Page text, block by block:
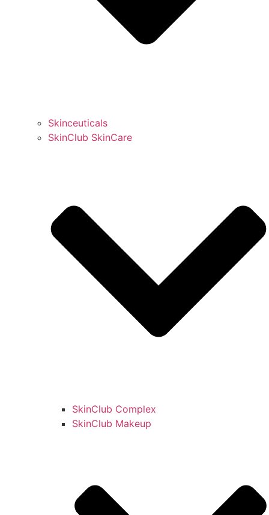
Skinceuticals
SkinClub SkinCare
SkinClub Complex
SkinClub Makeup